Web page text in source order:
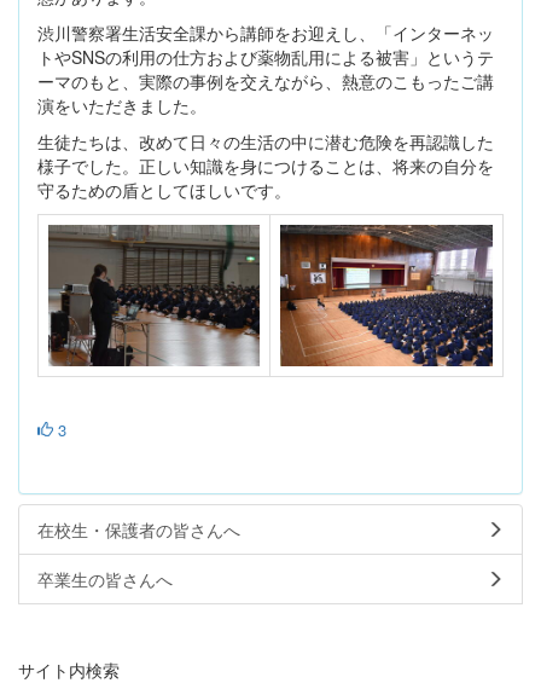
渋川警察署生活安全課から講師をお迎えし、「インターネッ
トやSNSの利用の仕方および薬物乱用による被害」というテ
ーマのもと、実際の事例を交えながら、熱意のこもったご講
演をいただきました。
生徒たちは、改めて日々の生活の中に潜む危険を再認識した
様子でした。正しい知識を身につけることは、将来の自分を
守るための盾としてほしいです。
3
在校生・保護者の皆さんへ
卒業生の皆さんへ
サイト内検索